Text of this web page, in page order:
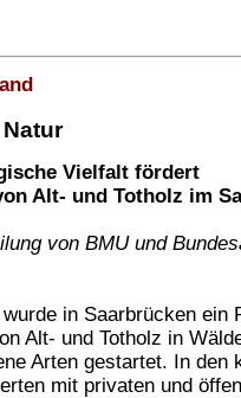
Vielfalt fördert
Alt- und Totholz im
von BMU und
in Saarbrücken ein
Alt- und Totholz in
Arten gestartet. In den
mit privaten und